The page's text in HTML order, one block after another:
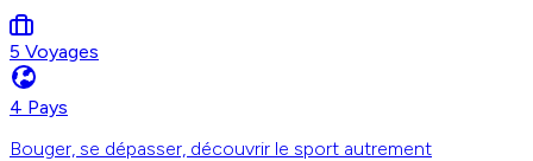
5 Voyages
4 Pays
Bouger, se dépasser, découvrir le sport autrement